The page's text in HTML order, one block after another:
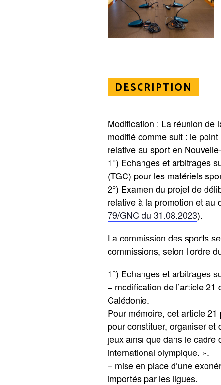
DESCRIPTION
Modification : La réunion de
modifié comme suit : le
relative au sport en
1°) Echanges et arbitrages
(TGC) pour les matériels
2°) Examen du projet de
relative à la promotion et au
79/GNC du 31.08.2023).
La commission des sports
commissions, selon l’ordre
1°) Echanges et arbitrages
– modification de l’article
Calédonie.
Pour mémoire, cet article
pour constituer, organiser
jeux ainsi que dans le cadre
international olympique. ».
– mise en place d’une
importés par les ligues.